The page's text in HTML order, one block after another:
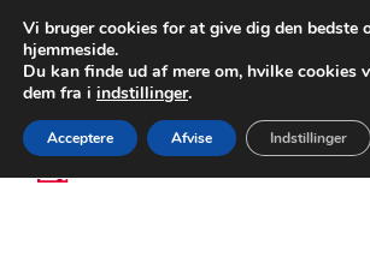
LEVERING fra 55
FEDEX
80 82 72 02
Spring
til
Spring
til
Vi bruger cookies for at give dig den bedste
hjemmeside.
Du kan finde ud af mere om, hvilke cookies
dem fra i indstillinger.
Acceptere Afvise Indstillinger